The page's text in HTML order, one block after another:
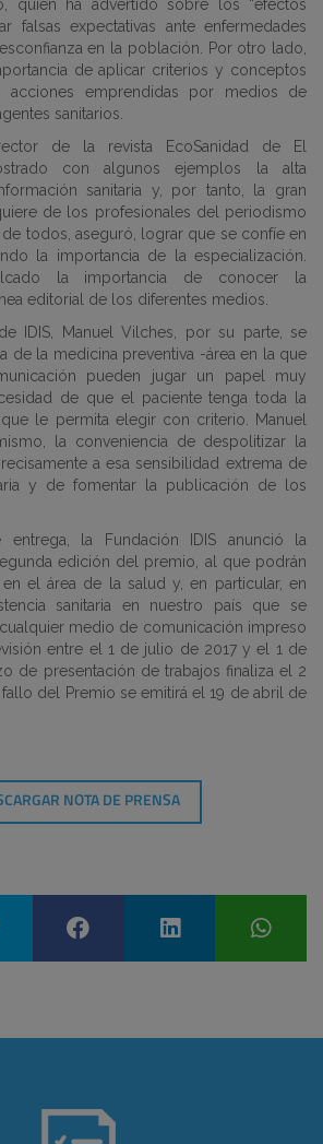
quien ha advertido sobre los “efectos
falsas expectativas ante enfermedades
en la población. Por otro lado,
de aplicar criterios y conceptos
emprendidas por medios de
sanitarios.
de la revista EcoSanidad de El
con algunos ejemplos la alta
sanitaria y, por tanto, la gran
de los profesionales del periodismo
de todos, aseguró, lograr que se confíe en
la importancia de la especialización.
la importancia de conocer la
editorial de los diferentes medios.
IDIS, Manuel Vilches, por su parte, se
de la medicina preventiva -área en la que
pueden jugar un papel muy
de que el paciente tenga toda la
le permita elegir con criterio. Manuel
la conveniencia de despolitizar la
a esa sensibilidad extrema de
y de fomentar la publicación de los
la Fundación IDIS anunció la
edición del premio, al que podrán
en el área de la salud y, en particular, en
sanitaria en nuestro país que se
medio de comunicación impreso
entre el 1 de julio de 2017 y el 1 de
de presentación de trabajos finaliza el 2
del Premio se emitirá el 19 de abril de
NOTA DE PRENSA